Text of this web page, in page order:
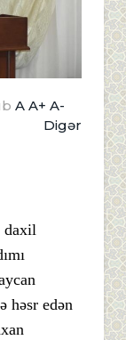
A A+ A-
Digər
daxil
həsr edən